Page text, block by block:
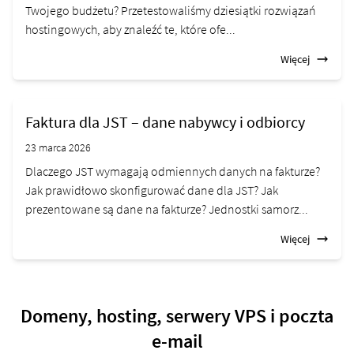
Twojego budżetu? Przetestowaliśmy dziesiątki rozwiązań
hostingowych, aby znaleźć te, które ofe...
Więcej
Faktura dla JST – dane nabywcy i odbiorcy
23 marca 2026
Dlaczego JST wymagają odmiennych danych na fakturze?
Jak prawidłowo skonfigurować dane dla JST? Jak
prezentowane są dane na fakturze? Jednostki samorz...
Więcej
Domeny, hosting, serwery VPS i poczta
e-mail